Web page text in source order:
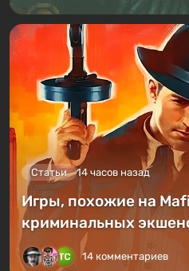
Статьи 14 часов назад
Игры, похожие на
криминальных
14 комментариев